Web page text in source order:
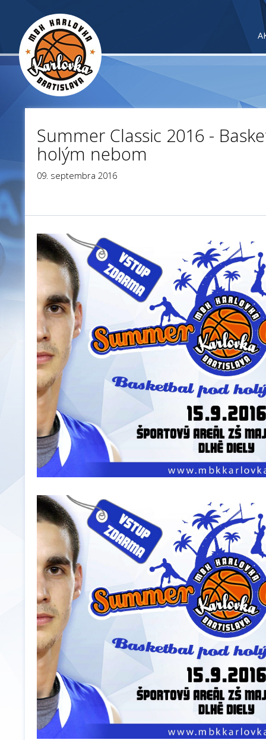
Summer Classic 2016 -
holým nebom
09. septembra 2016